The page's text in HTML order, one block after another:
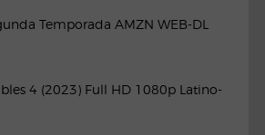
Temporada AMZN WEB-DL
4 (2023) Full HD 1080p Latino-